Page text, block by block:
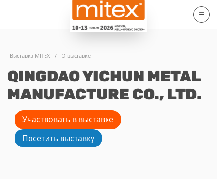
Выставка MITEX / О выставке
QINGDAO YICHUN METAL
MANUFACTURE CO., LTD.
Участвовать в выставке
Посетить выставку